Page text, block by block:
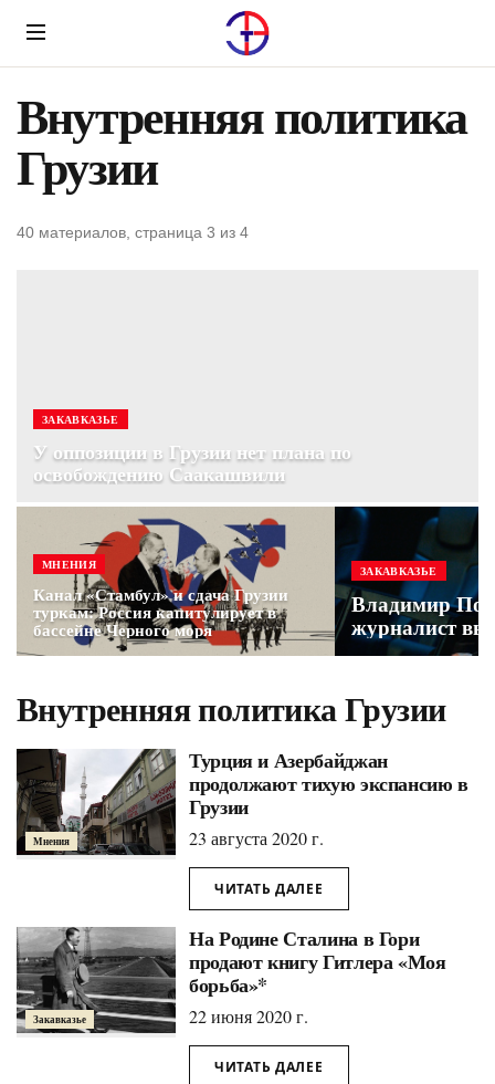
Menu
Внутренняя политика
Грузии
40 материалов, страница 3 из 4
ЗАКАВКАЗЬЕ
У оппозиции в Грузии нет плана по
освобождению Саакашвили
МНЕНИЯ
Канал «Стамбул» и сдача Грузии
туркам: Россия капитулирует в
бассейне Черного моря
ЗАКАВКАЗЬЕ
Владимир
журналист
Внутренняя политика Грузии
Мнения
Турция и Азербайджан
продолжают тихую экспансию в
Грузии
23 августа 2020 г.
ЧИТАТЬ ДАЛЕЕ
Закавказье
На Родине Сталина в Гори
продают книгу Гитлера «Моя
борьба»*
22 июня 2020 г.
ЧИТАТЬ ДАЛЕЕ